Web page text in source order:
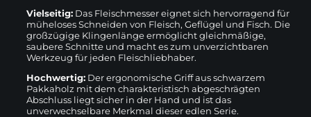
Vielseitig: Das Fleischmesser eignet sich hervorragend für
müheloses Schneiden von Fleisch, Geflügel und Fisch. Die
großzügige Klingenlänge ermöglicht gleichmäßige,
saubere Schnitte und macht es zum unverzichtbaren
Werkzeug für jeden Fleischliebhaber.
Hochwertig: Der ergonomische Griff aus schwarzem
Pakkaholz mit dem charakteristisch abgeschrägten
Abschluss liegt sicher in der Hand und ist das
unverwechselbare Merkmal dieser edlen Serie.